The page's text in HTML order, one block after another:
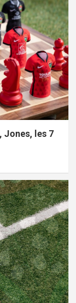
Jones, les 7